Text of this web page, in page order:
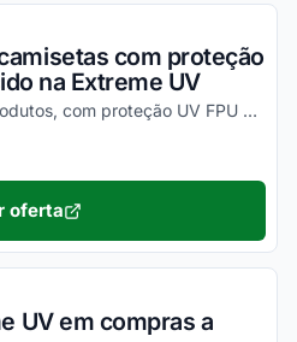
com proteção
na Extreme UV
Conheça esses incríveis produtos, com proteção UV FPU 50+ em ampla linha de produtos. Ative seu desconto e aproveite agora!
oferta
UV em compras a